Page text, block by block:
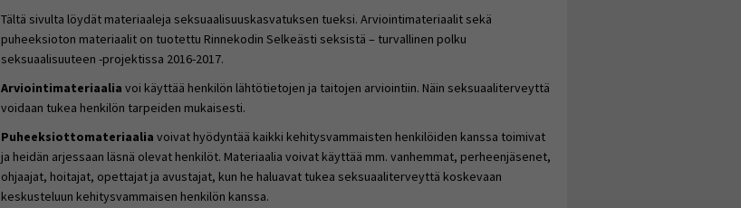
Tältä sivulta löydät materiaaleja seksuaalisuuskasvatuksen tueksi. Arviointimateriaalit sekä
puheeksioton materiaalit on tuotettu Rinnekodin Selkeästi seksistä – turvallinen polku
seksuaalisuuteen -projektissa 2016-2017.
Arviointimateriaalia voi käyttää henkilön lähtötietojen ja taitojen arviointiin. Näin seksuaaliterveyttä
voidaan tukea henkilön tarpeiden mukaisesti.
Puheeksiottomateriaalia voivat hyödyntää kaikki kehitysvammaisten henkilöiden kanssa toimivat
ja heidän arjessaan läsnä olevat henkilöt. Materiaalia voivat käyttää mm. vanhemmat, perheenjäsenet,
ohjaajat, hoitajat, opettajat ja avustajat, kun he haluavat tukea seksuaaliterveyttä koskevaan
keskusteluun kehitysvammaisen henkilön kanssa.